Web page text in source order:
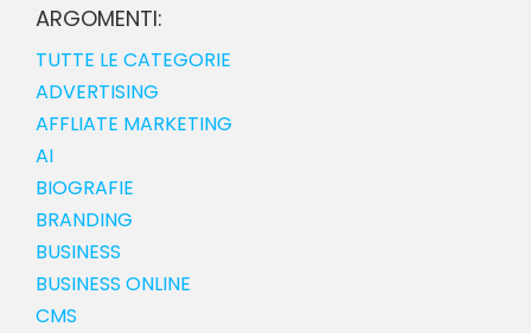
ARGOMENTI:
TUTTE LE CATEGORIE
ADVERTISING
AFFLIATE MARKETING
AI
BIOGRAFIE
BRANDING
BUSINESS
BUSINESS ONLINE
CMS